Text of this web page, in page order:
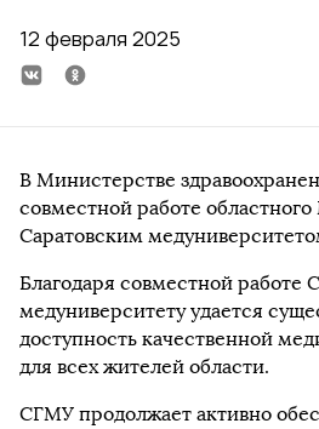
12 февраля 2025
В Министерстве
совместной работе
Саратовским
Благодаря совместной работе
медуниверситету удается
доступность качественной
для всех жителей области.
СГМУ продолжает активно